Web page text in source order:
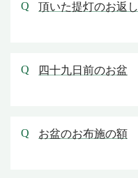
頂いた提灯のお返し
四十九日前のお盆
お盆のお布施の額